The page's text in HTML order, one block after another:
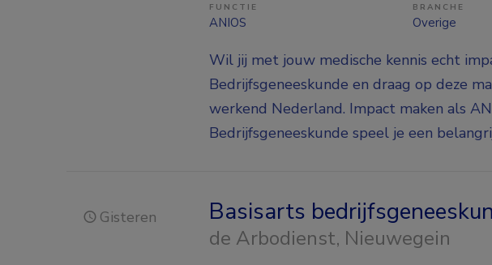
FUNCTIE
ANIOS
BRANCHE
Overige
Wil jij met jouw medische kennis echt
Bedrijfsgeneeskunde en draag op deze
werkend Nederland. Impact maken als
Bedrijfsgeneeskunde speel je een
Gisteren Basisarts
de Arbodienst, Nieuwegein